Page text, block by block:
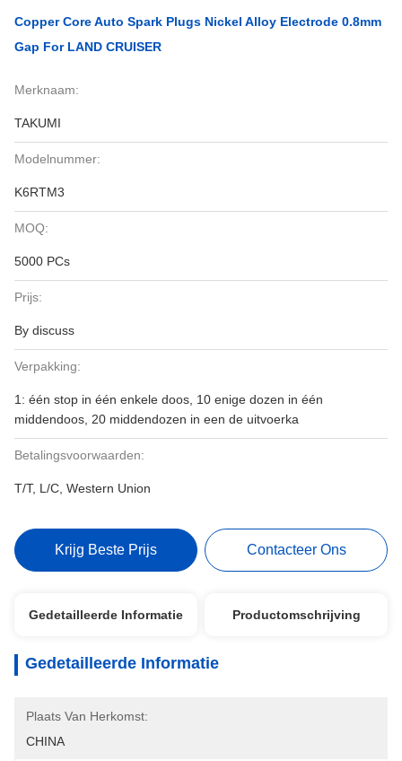
Copper Core Auto Spark Plugs Nickel Alloy Electrode 0.8mm
Gap For LAND CRUISER
Merknaam:
TAKUMI
Modelnummer:
K6RTM3
MOQ:
5000 PCs
Prijs:
By discuss
Verpakking:
1: één stop in één enkele doos, 10 enige dozen in één
middendoos, 20 middendozen in een de uitvoerka
Betalingsvoorwaarden:
T/T, L/C, Western Union
Krijg Beste Prijs Contacteer Ons
Gedetailleerde Informatie Productomschrijving
Gedetailleerde Informatie
Plaats Van Herkomst:
CHINA